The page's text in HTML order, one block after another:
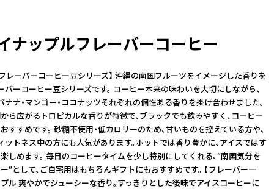
イナップルフレーバーコーヒー
レーバーコーヒー豆シリーズ】 沖縄の南国フルーツをイメージした香りを
バーコーヒー豆シリーズです。 コーヒー本来の味わいを大切にしながら、
ナナ・マンゴー・ココナッツそれぞれの個性ある香りを掛け合わせました。
ら広がるトロピカルな香りが特徴で、ブラックでも飲みやすく、コーヒー
すすめです。 砂糖不使用・低カロリーのため、甘いものを控えている方や、
ットネス中の方にも人気があります。ホットでは香り豊かに、アイスではす
しめます。 毎日のコーヒータイムを少し特別にしてくれる、“南国気分を
”として、ご自宅用はもちろんギフトにもおすすめです。 【フレーバー一
ル 爽やかでジューシーな香り。すっきりとした後味でアイスコーヒーに